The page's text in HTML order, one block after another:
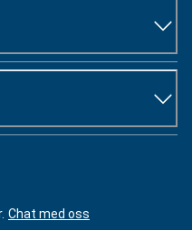
Chat med oss